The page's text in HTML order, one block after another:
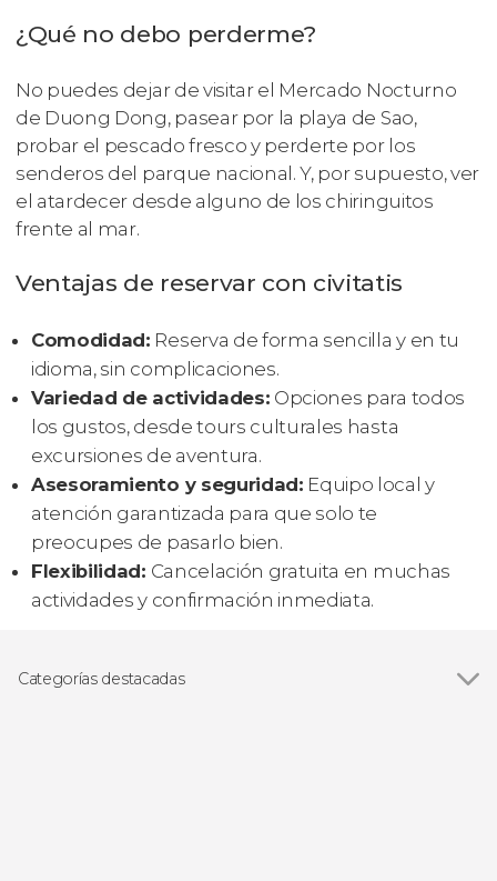
¿Qué no debo perderme?
No puedes dejar de visitar el Mercado Nocturno
de Duong Dong, pasear por la playa de Sao,
probar el pescado fresco y perderte por los
senderos del parque nacional. Y, por supuesto, ver
el atardecer desde alguno de los chiringuitos
frente al mar.
Ventajas de reservar con civitatis
Comodidad: Reserva de forma sencilla y en tu
idioma, sin complicaciones.
Variedad de actividades: Opciones para todos
los gustos, desde tours culturales hasta
excursiones de aventura.
Asesoramiento y seguridad: Equipo local y
atención garantizada para que solo te
preocupes de pasarlo bien.
Flexibilidad: Cancelación gratuita en muchas
actividades y confirmación inmediata.
Categorías destacadas